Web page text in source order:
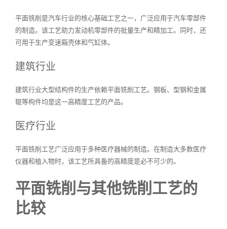
平面铣削是汽车行业的核心基础工艺之一，广泛应用于汽车零部件
的制造。该工艺助力发动机零部件的批量生产和精加工。同时，还
可用于生产变速箱壳体和气缸体。
建筑行业
建筑行业大型结构件的生产依赖平面铣削工艺。钢板、型钢和金属
辊等构件均是这一高精度工艺的产品。
医疗行业
平面铣削工艺广泛应用于多种医疗器械的制造。在制造大多数医疗
仪器和植入物时，该工艺所具备的高精度是必不可少的。
平面铣削与其他铣削工艺的
比较